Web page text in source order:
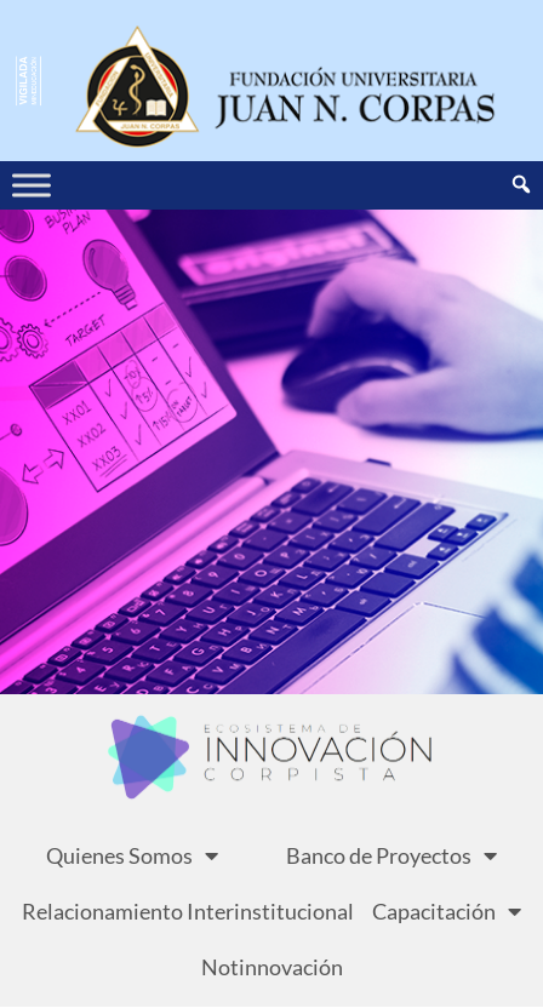
Quienes Somos Banco de Proyectos
Relacionamiento Interinstitucional Capacitación
Notinnovación